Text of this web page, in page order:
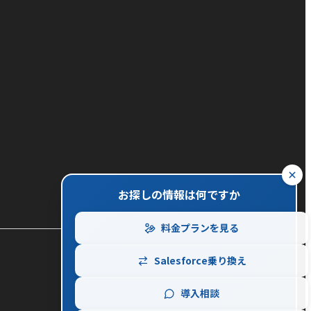
お探しの情報は何ですか
料金プランを見る
Salesforce乗り換え
導入相談
close